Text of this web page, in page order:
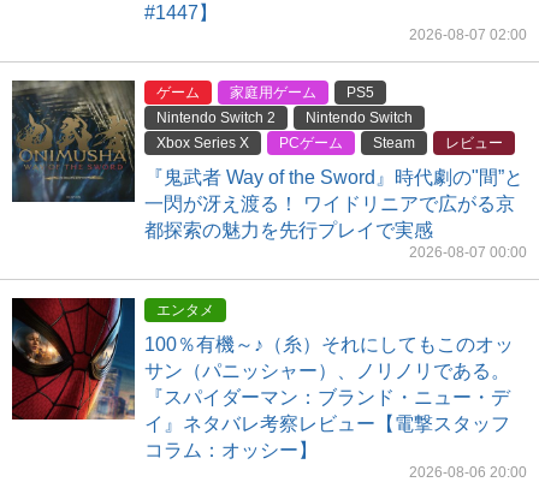
#1447】
2026-08-07 02:00
ゲーム 家庭用ゲーム
PS5
Nintendo Switch 2
Nintendo Switch
Xbox Series X
PCゲーム Steam レビュー
『鬼武者 Way of the Sword』時代劇の"間”と
一閃が冴え渡る！ ワイドリニアで広がる京
都探索の魅力を先行プレイで実感
2026-08-07 00:00
エンタメ
100％有機～♪（糸）それにしてもこのオッ
サン（パニッシャー）、ノリノリである。
『スパイダーマン：ブランド・ニュー・デ
イ』ネタバレ考察レビュー【電撃スタッフ
コラム：オッシー】
2026-08-06 20:00